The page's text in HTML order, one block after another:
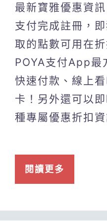
最新寶雅優惠資
支付完成註冊，
取的點數可用在
POYA支付App最
快速付款、線上
卡！另外還可以
種專屬優惠折扣資
閱讀更多